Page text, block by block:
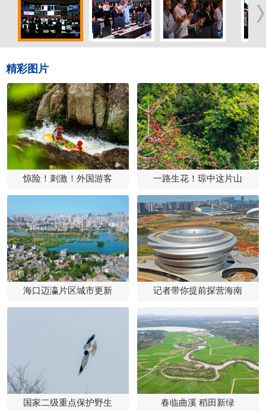
精彩图片
惊险！刺激！外国游客 一路生花！琼中这片山
海口迈瀛片区城市更新 记者带你提前探营海南
国家二级重点保护野生 春临曲溪 稻田新绿